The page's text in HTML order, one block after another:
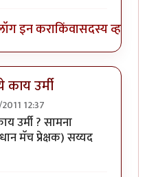
इन कराकिंवासदस्य व्हा
काय उर्मी
12:37
सामन्याचा आनंद
उर्मी ? सामना
मॅच प्रेक्षक) सय्यद